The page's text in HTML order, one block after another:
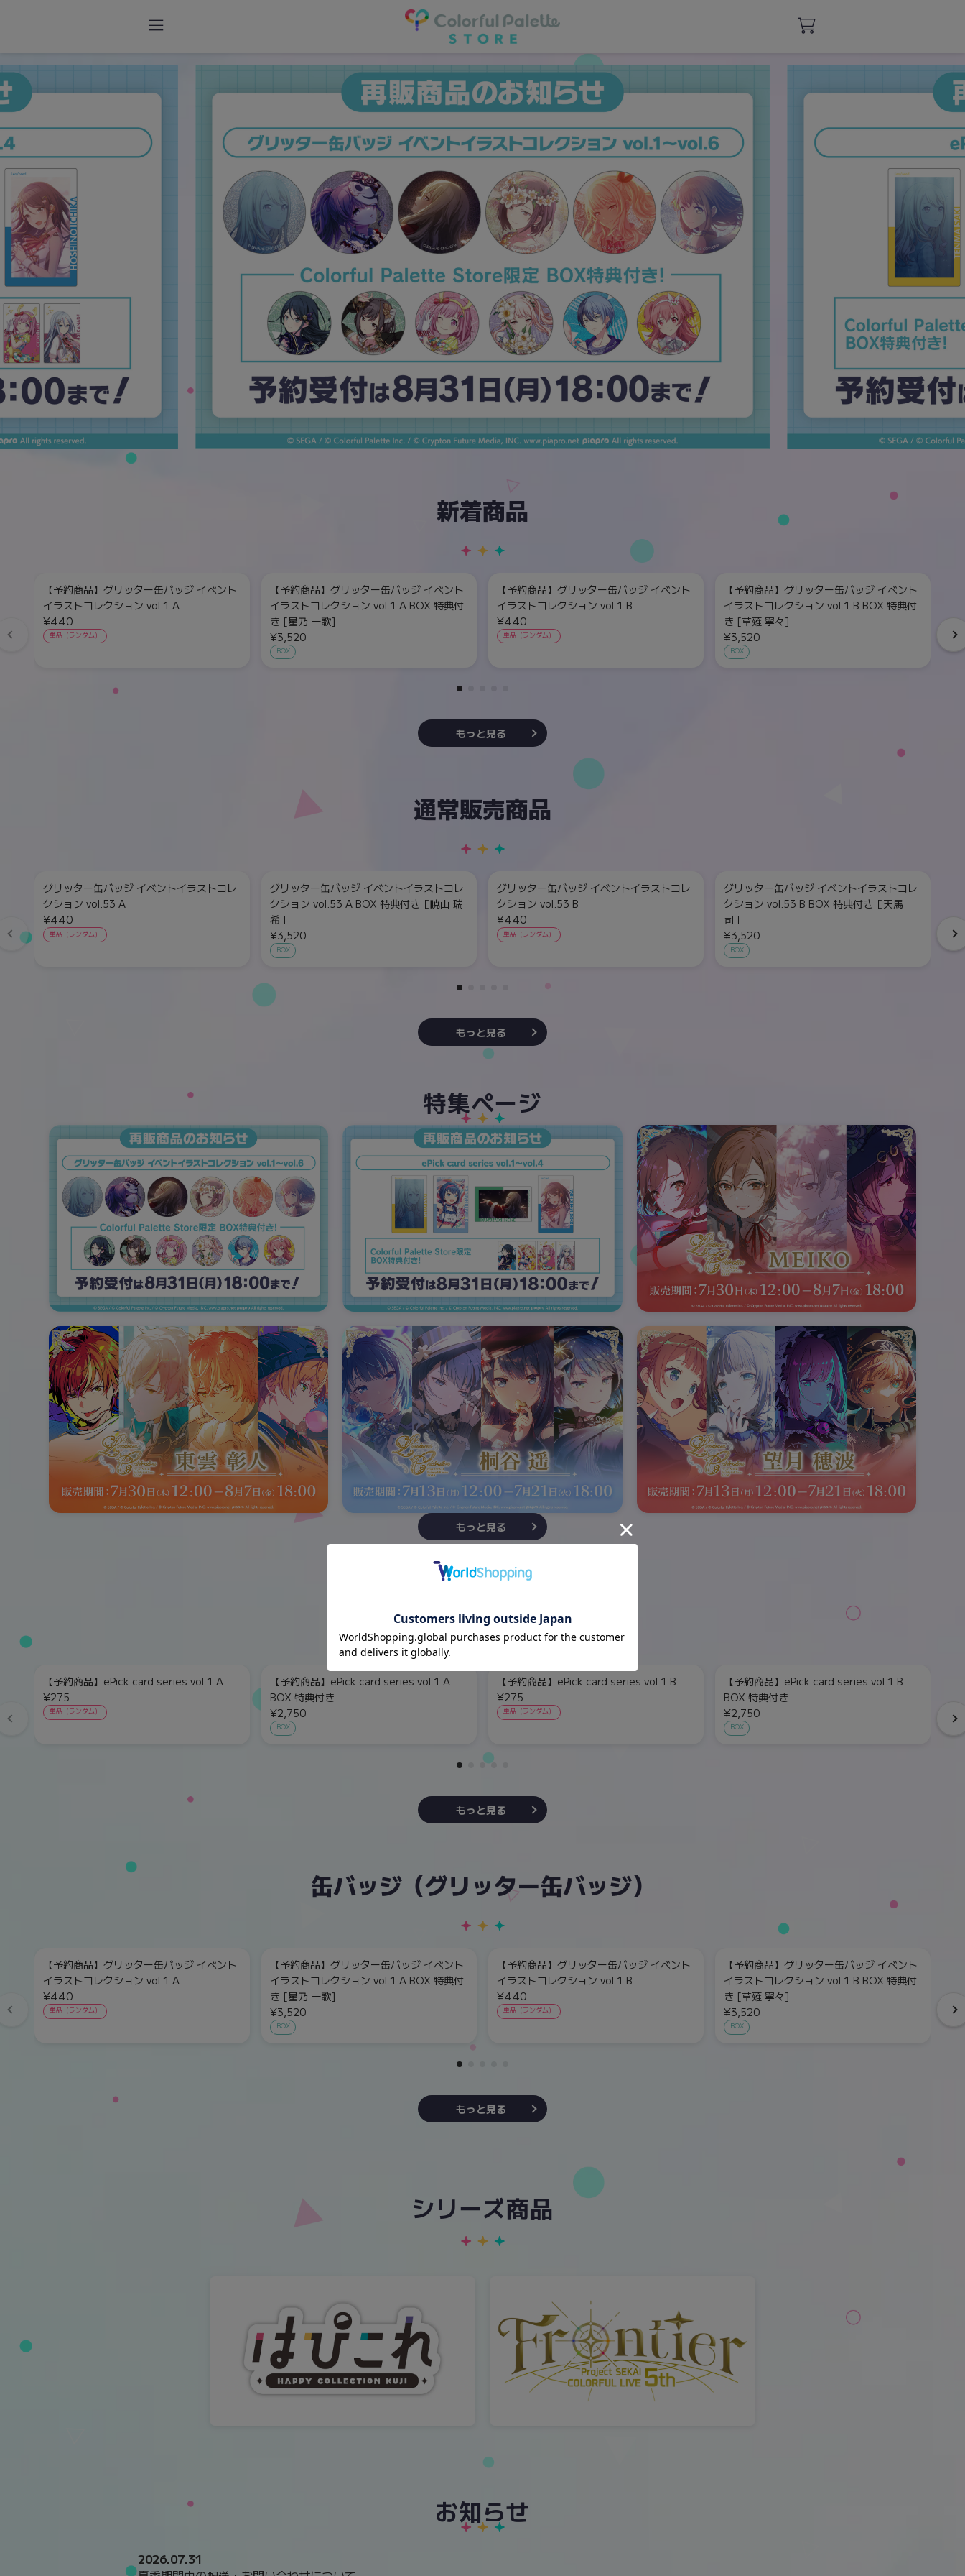
新着商品
【予約商品】グリッター缶バッジ イベント
イラストコレクション vol.1 A
¥440
単品（ランダム）
【予約商品】グリッター缶バッジ イベント
イラストコレクション vol.1 A BOX 特典付
き [星乃 一歌]
¥3,520
BOX
【予約商品】グリッター缶バッジ イベント
イラストコレクション vol.1 B
¥440
単品（ランダム）
【予約商品】グリッター缶バッジ イベント
イラストコレクション vol.1 B BOX 特典付
き [草薙 寧々]
¥3,520
BOX
単
もっと見る
通常販売商品
グリッター缶バッジ イベントイラストコレ
クション vol.53 A
¥440
単品（ランダム）
グリッター缶バッジ イベントイラストコレ
クション vol.53 A BOX 特典付き［暁山 瑞
希］
¥3,520
BOX
グリッター缶バッジ イベントイラストコレ
クション vol.53 B
¥440
単品（ランダム）
グリッター缶バッジ イベントイラストコレ
クション vol.53 B BOX 特典付き［天馬
司］
¥3,520
BOX
単
もっと見る
特集ページ
もっと見る
ePick card series
【予約商品】ePick card series vol.1 A
¥275
単品（ランダム）
【予約商品】ePick card series vol.1 A
BOX 特典付き
¥2,750
BOX
【予約商品】ePick card series vol.1 B
¥275
単品（ランダム）
【予約商品】ePick card series vol.1 B
BOX 特典付き
¥2,750
BOX
もっと見る
缶バッジ（グリッター缶バッジ）
【予約商品】グリッター缶バッジ イベント
イラストコレクション vol.1 A
¥440
単品（ランダム）
【予約商品】グリッター缶バッジ イベント
イラストコレクション vol.1 A BOX 特典付
き [星乃 一歌]
¥3,520
BOX
【予約商品】グリッター缶バッジ イベント
イラストコレクション vol.1 B
¥440
単品（ランダム）
【予約商品】グリッター缶バッジ イベント
イラストコレクション vol.1 B BOX 特典付
き [草薙 寧々]
¥3,520
BOX
単
もっと見る
シリーズ商品
お知らせ
2026.07.31